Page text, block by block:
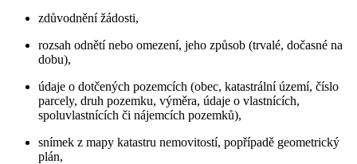
zdůvodnění žádosti,
rozsah odnětí nebo omezení, jeho způsob (trvalé, dočasné na
dobu),
údaje o dotčených pozemcích (obec, katastrální území, číslo
parcely, druh pozemku, výměra, údaje o vlastnících,
spoluvlastnících či nájemcích pozemků),
snímek z mapy katastru nemovitostí, popřípadě geometrický
plán,